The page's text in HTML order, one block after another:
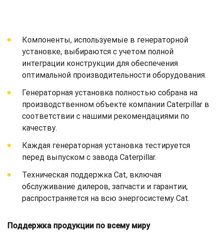
Компоненты, используемые в генераторной
установке, выбираются с учетом полной
интеграции конструкции для обеспечения
оптимальной производительности оборудования.
Генераторная установка полностью собрана на
производственном объекте компании Caterpillar в
соответствии с нашими рекомендациями по
качеству.
Каждая генераторная установка тестируется
перед выпуском с завода Caterpillar.
Техническая поддержка Cat, включая
обслуживание дилеров, запчасти и гарантии,
распространяется на всю энергосистему Cat.
Поддержка продукции по всему миру